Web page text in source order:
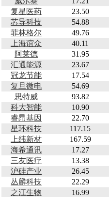
复星医药
23.50
芯导科技
54.88
菲林格尔
49.76
上海谊众
40.11
阿莱德
31.95
汇通能源
23.67
冠龙节能
17.54
复旦微电
54.69
思特威
93.82
科大智能
10.90
睿昂基因
22.70
星环科技
117.15
上纬新材
167.59
海希通讯
17.27
三友医疗
13.38
沪硅产业
26.45
丛麟科技
22.29
之江生物
16.99